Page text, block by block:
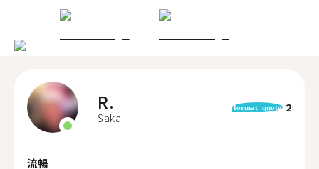
R.
Sakai
format_quote 2
流暢